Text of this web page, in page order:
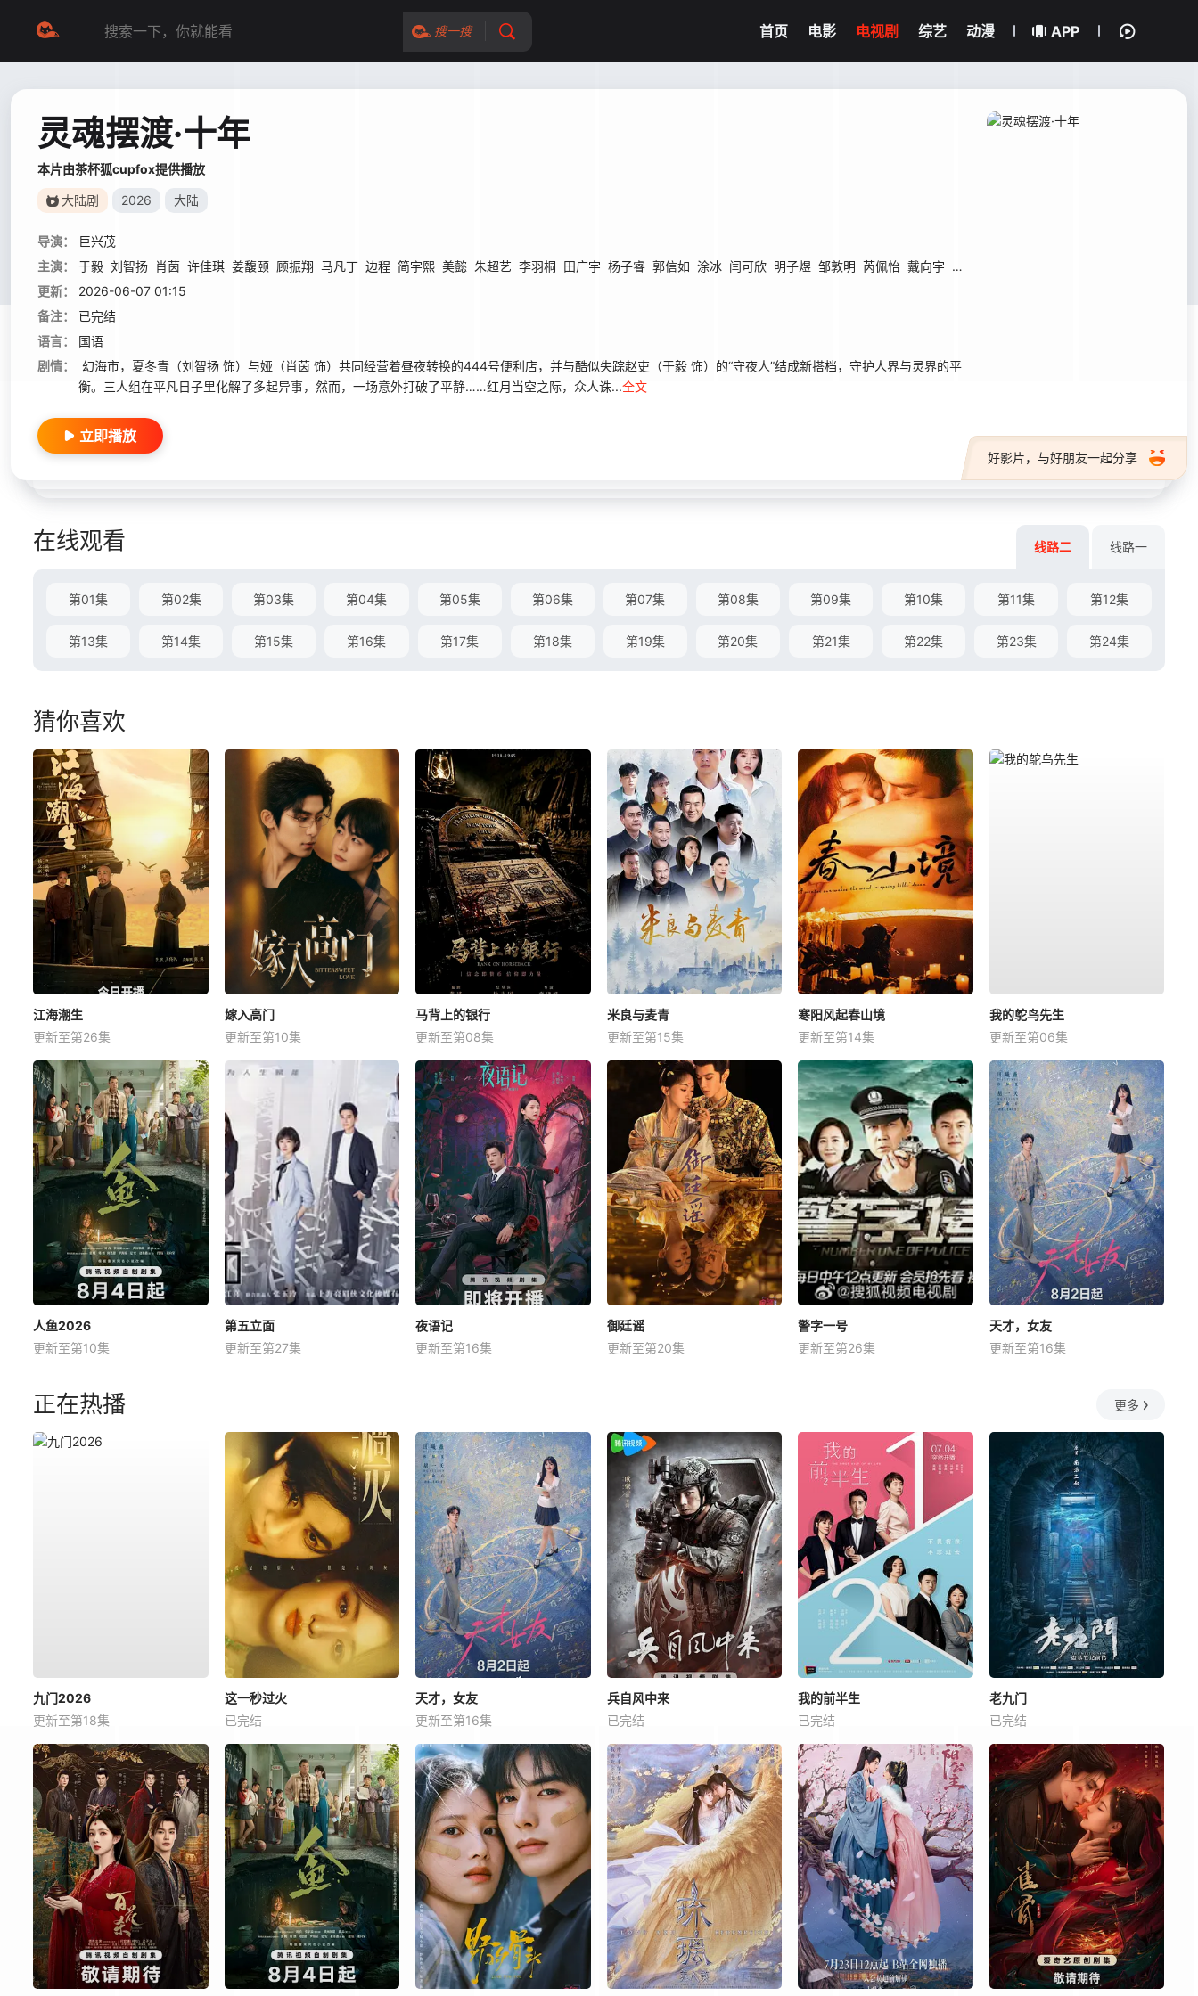
搜一搜 首页 电影 电视剧 综艺 动漫 APP
灵魂摆渡·十年
本片由茶杯狐cupfox提供播放
大陆剧 2026 大陆
导演：
巨兴茂
主演：
于毅 刘智扬 肖茵 许佳琪 姜馥颐 顾振翔 马凡丁 边程 简宇熙 美懿 朱超艺 李羽桐 田广宇 杨子睿 郭信如 涂冰 闫可欣 明子煜 邹敦明 芮佩怡 戴向宇 王艺禅
更新：
2026-06-07 01:15
备注：
已完结
语言：
国语
剧情：
幻海市，夏冬青（刘智扬 饰）与娅（肖茵 饰）共同经营着昼夜转换的444号便利店，并与酷似失踪赵吏（于毅 饰）的“守夜人”结成新搭档，守护人界与灵界的平
衡。三人组在平凡日子里化解了多起异事，然而，一场意外打破了平静……红月当空之际，众人诛...全文
好影片，与好朋友一起分享
立即播放
在线观看 线路二 线路一
第01集 第02集 第03集 第04集 第05集 第06集 第07集 第08集 第09集 第10集 第11集 第12集
第13集 第14集 第15集 第16集 第17集 第18集 第19集 第20集 第21集 第22集 第23集 第24集
猜你喜欢
江海潮生
更新至第26集
嫁入高门
更新至第10集
马背上的银行
更新至第08集
米良与麦青
更新至第15集
寒阳风起春山境
更新至第14集
我的鸵鸟先生
更新至第06集
人鱼2026
更新至第10集
第五立面
更新至第27集
夜语记
更新至第16集
御廷谣
更新至第20集
警字一号
更新至第26集
天才，女友
更新至第16集
正在热播 更多
九门2026
更新至第18集
这一秒过火
已完结
天才，女友
更新至第16集
兵自风中来
已完结
我的前半生
已完结
老九门
已完结